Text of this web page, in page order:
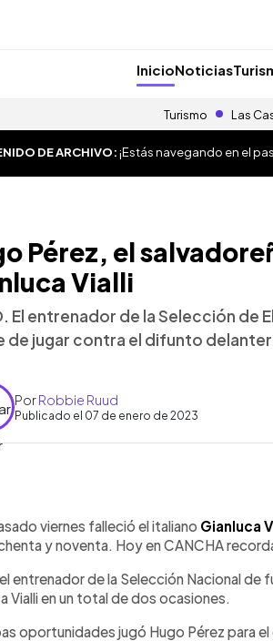
InicioNoticias
Turismo Las
DE ARCHIVO:¡Estás navegando en el
Pérez, el
Vialli
El entrenador de la Selección de
de jugar contra el difunto
PorRobbie Ruud
Publicado el 07 de enero de 2023
► Escuchar artículo
viernes falleció el italiano Gianluca
y noventa. Hoy en CANCHA
entrenador de la Selección Nacional de
Vialli en un total de dos ocasiones.
oportunidades jugó Hugo Pérez para